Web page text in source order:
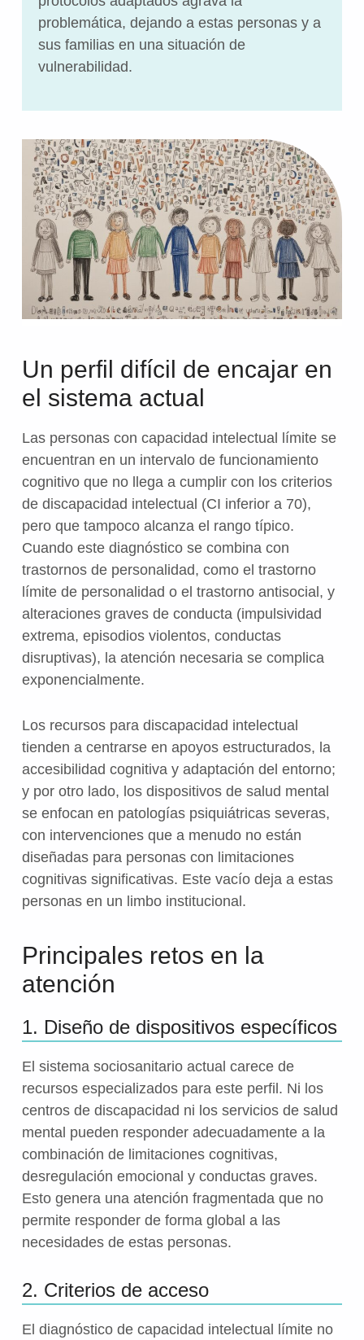
problemática, dejando a estas personas y a
sus familias en una situación de
vulnerabilidad.
Un perfil difícil de encajar en
el sistema actual
Las personas con capacidad intelectual límite se
encuentran en un intervalo de funcionamiento
cognitivo que no llega a cumplir con los criterios
de discapacidad intelectual (CI inferior a 70),
pero que tampoco alcanza el rango típico.
Cuando este diagnóstico se combina con
trastornos de personalidad, como el trastorno
límite de personalidad o el trastorno antisocial, y
alteraciones graves de conducta (impulsividad
extrema, episodios violentos, conductas
disruptivas), la atención necesaria se complica
exponencialmente.
Los recursos para discapacidad intelectual
tienden a centrarse en apoyos estructurados, la
accesibilidad cognitiva y adaptación del entorno;
y por otro lado, los dispositivos de salud mental
se enfocan en patologías psiquiátricas severas,
con intervenciones que a menudo no están
diseñadas para personas con limitaciones
cognitivas significativas. Este vacío deja a estas
personas en un limbo institucional.
Principales retos en la
atención
1. Diseño de dispositivos específicos
El sistema sociosanitario actual carece de
recursos especializados para este perfil. Ni los
centros de discapacidad ni los servicios de salud
mental pueden responder adecuadamente a la
combinación de limitaciones cognitivas,
desregulación emocional y conductas graves.
Esto genera una atención fragmentada que no
permite responder de forma global a las
necesidades de estas personas.
2. Criterios de acceso
El diagnóstico de capacidad intelectual límite no